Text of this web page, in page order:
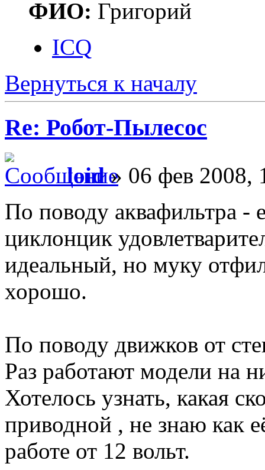
ФИО: Григорий
ICQ
Вернуться к началу
Re: Робот-Пылесос
loid» 06 фев 2008,
По поводу аквафильтра -
циклонцик
идеальный, но муку
хорошо.
По поводу движков от
Раз работают модели на
Хотелось узнать, какая
приводной , не знаю как
работе от 12 вольт.